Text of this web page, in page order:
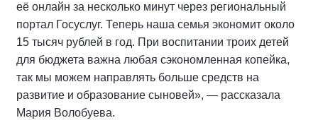
её онлайн за несколько минут через региональный
портал Госуслуг. Теперь наша семья экономит около
15 тысяч рублей в год. При воспитании троих детей
для бюджета важна любая сэкономленная копейка,
так мы можем направлять больше средств на
развитие и образование сыновей», — рассказала
Мария Волобуева.